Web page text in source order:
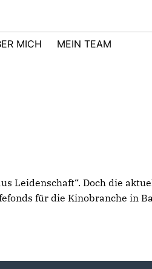
MICH
MEIN TEAM
Leidenschaft“. Doch die
für die Kinobranche in